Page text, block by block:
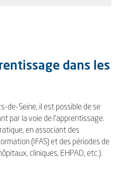
dans les
de-Seine, il est possible de se
par la voie de l'apprentissage.
en associant des
(IFAS) et des périodes de
cliniques, EHPAD, etc.).